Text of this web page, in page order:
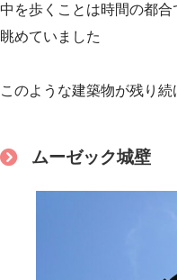
中を歩くことは時間の都
眺めていました
このような建築物が残り
ムーゼック城壁